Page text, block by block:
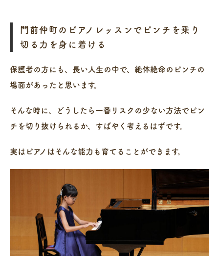
門前仲町のピアノレッスンでピンチを乗り
切る力を身に着ける
保護者の方にも、長い人生の中で、絶体絶命のピンチの
場面があったと思います。
そんな時に、どうしたら一番リスクの少ない方法でピン
チを切り抜けられるか、すばやく考えるはずです。
実はピアノはそんな能力も育てることができます。